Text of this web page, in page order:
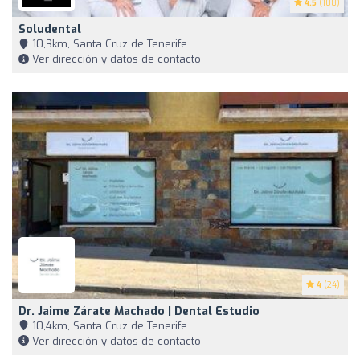
4.5 (108)
Soludental
10,3km, Santa Cruz de Tenerife
Ver dirección y datos de contacto
4 (24)
Dr. Jaime Zárate Machado | Dental Estudio
10,4km, Santa Cruz de Tenerife
Ver dirección y datos de contacto